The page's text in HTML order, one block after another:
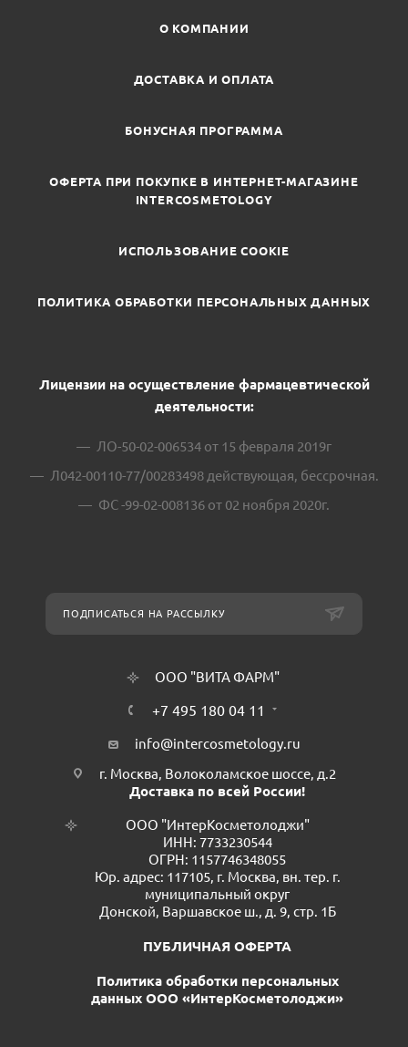
О КОМПАНИИ
ДОСТАВКА И ОПЛАТА
БОНУСНАЯ ПРОГРАММА
ОФЕРТА ПРИ ПОКУПКЕ В ИНТЕРНЕТ-МАГАЗИНЕ
INTERCOSMETOLOGY
ИСПОЛЬЗОВАНИЕ COOKIE
ПОЛИТИКА ОБРАБОТКИ ПЕРСОНАЛЬНЫХ ДАННЫХ
Лицензии на осуществление фармацевтической
деятельности:
ЛО-50-02-006534 от 15 февраля 2019г
Л042-00110-77/00283498 действующая, бессрочная.
ФС -99-02-008136 от 02 ноября 2020г.
ПОДПИСАТЬСЯ НА РАССЫЛКУ
ООО "ВИТА ФАРМ"
+7 495 180 04 11
info@intercosmetology.ru
г. Москва, Волоколамское шоссе, д.2
Доставка по всей России!
ООО "ИнтерКосметолоджи"
ИНН: 7733230544
ОГРН: 1157746348055
Юр. адрес: 117105, г. Москва, вн. тер. г.
муниципальный округ
Донской, Варшавское ш., д. 9, стр. 1Б
ПУБЛИЧНАЯ ОФЕРТА
Политика обработки персональных
данных ООО «ИнтерКосметолоджи»